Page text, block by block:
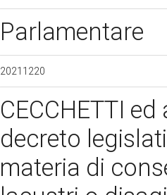
Parlamentare
20211220
CECCHETTI
decreto
materia di